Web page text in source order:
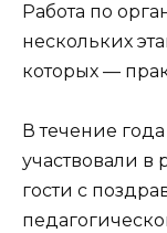
Работа по
нескольких
которых —
В течение
участвовали в
гости с